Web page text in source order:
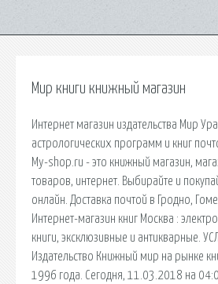
Мир книги книжный магазин
Интернет магазин издательства Мир
астрологических программ и книг
My-shop.ru - это книжный магазин,
товаров, интернет. Выбирайте и
онлайн. Доставка почтой в Гродно,
Интернет-магазин книг Москва :
книги, эксклюзивные и антикварные.
Издательство Книжный мир на рынке
1996 года. Сегодня, 11.03.2018 на